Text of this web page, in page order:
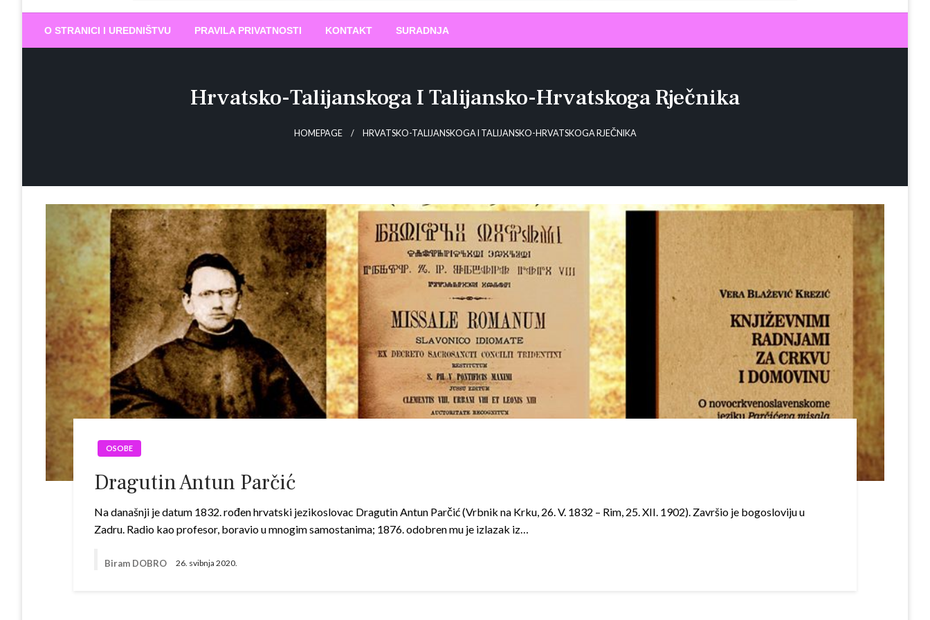
Biram DOBRO
O STRANICI I UREDNIŠTVU PRAVILA PRIVATNOSTI KONTAKT SURADNJA
Hrvatsko-Talijanskoga I Talijansko-Hrvatskoga Rječnika
HOMEPAGE HRVATSKO-TALIJANSKOGA I TALIJANSKO-HRVATSKOGA RJEČNIKA
OSOBE
Dragutin Antun Parčić
Na današnji je datum 1832. rođen hrvatski jezikoslovac Dragutin Antun Parčić (Vrbnik na Krku, 26. V. 1832 – Rim, 25. XII. 1902). Završio je bogosloviju u
Zadru. Radio kao profesor, boravio u mnogim samostanima; 1876. odobren mu je izlazak iz…
Biram DOBRO 26. svibnja 2020.